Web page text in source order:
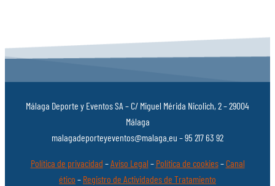
Málaga Deporte y Eventos SA – C/ Miguel Mérida Nicolich, 2 – 29004
Málaga
malagadeporteyeventos@malaga.eu – 95 217 63 92
Política de privacidad –Aviso Legal – Política de cookies–Canal
ético – Registro de Actividades de Tratamiento